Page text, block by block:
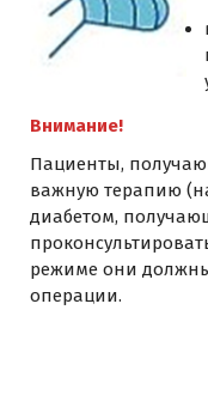
Внимание!
Пациенты,
важную терапию
диабетом,
режиме они
операции.